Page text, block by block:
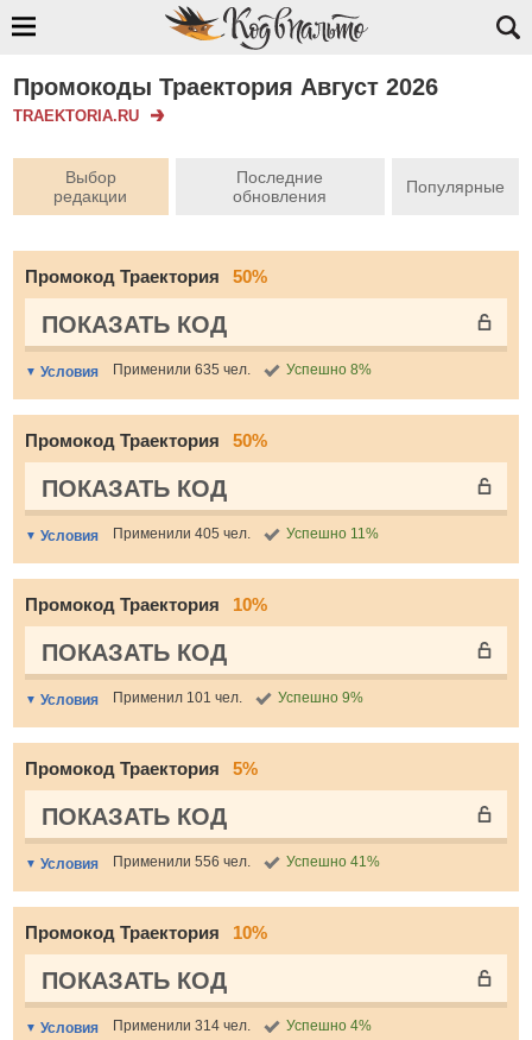
Промокоды Траектория Август 2026
TRAEKTORIA.RU
Выбор
редакции
Последние
обновления
Популярные
Промокод Траектория 50%
ПОКАЗАТЬ КОД
Условия Применили 635 чел. Успешно 8%
Промокод Траектория 50%
ПОКАЗАТЬ КОД
Условия Применили 405 чел. Успешно 11%
Промокод Траектория 10%
ПОКАЗАТЬ КОД
Условия Применил 101 чел. Успешно 9%
Промокод Траектория 5%
ПОКАЗАТЬ КОД
Условия Применили 556 чел. Успешно 41%
Промокод Траектория 10%
ПОКАЗАТЬ КОД
Условия Применили 314 чел. Успешно 4%